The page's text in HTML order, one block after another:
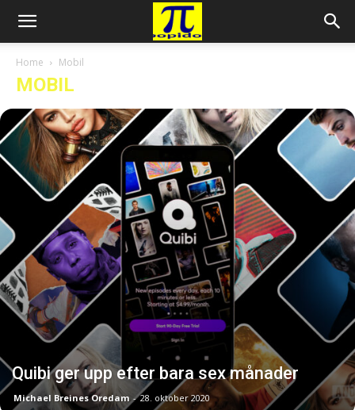
Home Mobil
MOBIL
Quibi ger upp efter bara sex månader
Michael Breines Oredam - 28. oktober 2020